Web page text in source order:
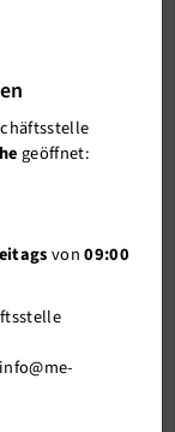
geöffnet:
von09:00